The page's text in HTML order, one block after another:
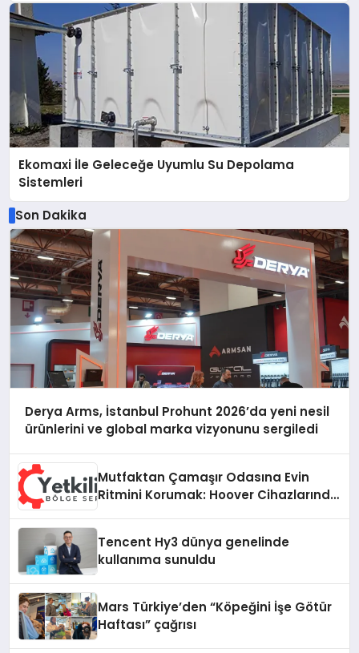
Ekomaxi İle Geleceğe Uyumlu Su Depolama
Sistemleri
Son Dakika
Derya Arms, İstanbul Prohunt 2026’da yeni nesil
ürünlerini ve global marka vizyonunu sergiledi
Mutfaktan Çamaşır Odasına Evin
Ritmini Korumak: Hoover Cihazlarında
Tencent Hy3 dünya genelinde
kullanıma sunuldu
Mars Türkiye’den “Köpeğini İşe Götür
Haftası” çağrısı